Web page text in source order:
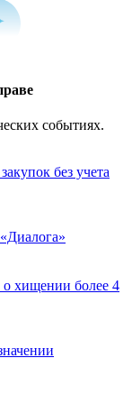
событиях.
без учета
хищении более 4